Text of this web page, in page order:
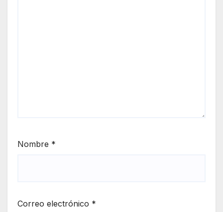
Nombre *
Correo electrónico *